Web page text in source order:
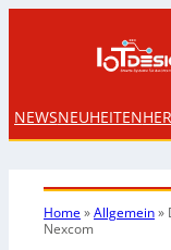
NEWSNEUHEITEN
Home»Allgemein»
Nexcom